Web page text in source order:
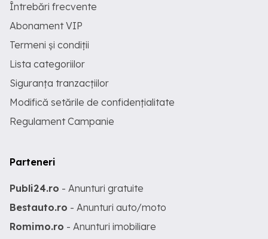
Întrebări frecvente
Abonament VIP
Termeni și condiții
Lista categoriilor
Siguranța tranzacțiilor
Modifică setările de confidențialitate
Regulament Campanie
Parteneri
Publi24.ro - Anunturi gratuite
Bestauto.ro - Anunturi auto/moto
Romimo.ro - Anunturi imobiliare